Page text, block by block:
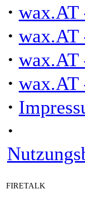
· wax.AT
· wax.AT
· wax.AT
· wax.AT
·
·
FIRETALK